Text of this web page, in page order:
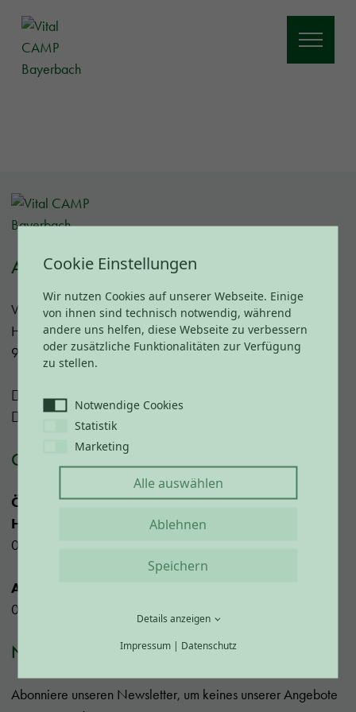
ANSCHRIFT
Vital CAMP Bayerbach
Huckenham 11
94137 Bayerbach
+49 85 32 927 80 70
info@vitalcamping-bayerbach.de
CHECK-IN & CHECK-OUT
Öffnungszeiten Rezeption täglich während der
Hauptsaison:
08:00 – 19:00 Uhr
Ab 08. November bis Ostern:
08:00 – 18:00 Uhr
NEWSLETTER
Abonniere unseren Newsletter, um keines unserer Angebote
Cookie Einstellungen
Wir nutzen Cookies auf unserer Webseite. Einige
von ihnen sind technisch notwendig, während
andere uns helfen, diese Webseite zu verbessern
oder zusätzliche Funktionalitäten zur Verfügung
zu stellen.
Notwendige Cookies
Statistik
Marketing
Alle auswählen
Ablehnen
Speichern
Details anzeigen
Impressum| Datenschutz